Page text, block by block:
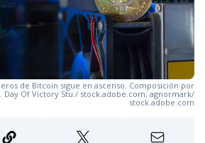
de Bitcoin sigue en ascenso. Composición por
Day Of Victory Stu./ stock.adobe.com; agnormark/
stock.adobe.com